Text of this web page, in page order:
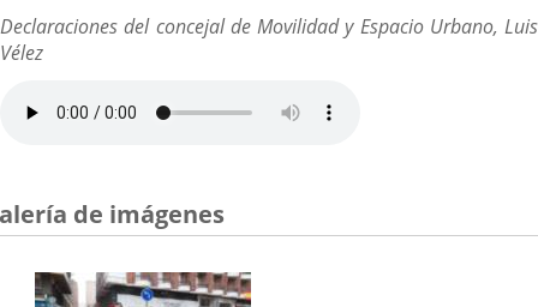
Declaraciones del concejal de Movilidad y Espacio Urbano, Luis
Vélez
de imágenes